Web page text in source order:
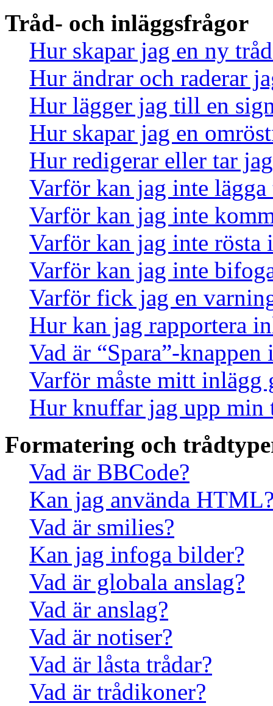
Tråd- och inläggsfrågor
Hur skapar jag en ny
Hur ändrar och raderar
Hur lägger jag till en
Hur skapar jag en
Hur redigerar eller tar
Varför kan jag inte
Varför kan jag inte
Varför kan jag inte rösta
Varför kan jag inte
Varför fick jag en
Hur kan jag rapportera
Vad är “Spara”-
Varför måste mitt inlägg
Hur knuffar jag upp min
Formatering och
Vad är BBCode?
Kan jag använda
Vad är smilies?
Kan jag infoga bilder?
Vad är globala anslag?
Vad är anslag?
Vad är notiser?
Vad är låsta trådar?
Vad är trådikoner?